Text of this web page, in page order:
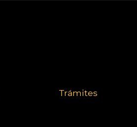
Trámites